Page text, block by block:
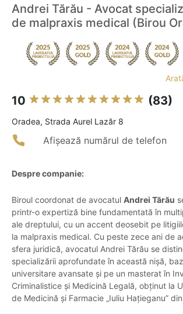
Andrei Tărău - Avocat
de malpraxis medical (Birou
10 (83)
Oradea, Strada Aurel Lazăr 8
Afișează numărul de telefon
Despre companie:
Biroul coordonat de avocatul Andrei Tărău
printr-o expertiză bine fundamentată în
ale dreptului, cu un accent deosebit pe
la malpraxis medical. Cu peste zece ani de
sfera juridică, avocatul Andrei Tărău se
specializării aprofundate în această nișă,
universitare avansate și pe un masterat în
Criminalistice și Medicină Legală, obținut la
de Medicină și Farmacie „Iuliu Hațieganu”